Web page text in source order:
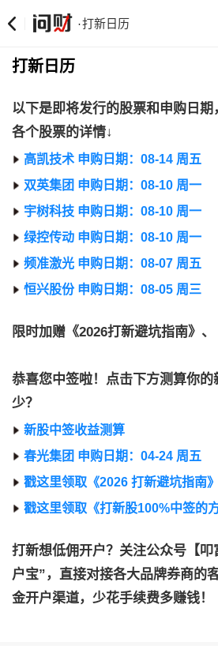
·打新日历
打新日历
以下是即将发行的股票和申购日
各个股票的详情↓
高凯技术 申购日期：08-14 周五
双英集团 申购日期：08-10 周一
宇树科技 申购日期：08-10 周一
绿控传动 申购日期：08-10 周一
频准激光 申购日期：08-07 周五
恒兴股份 申购日期：08-05 周三
限时加赠《2026打新避坑指南》、
恭喜您中签啦！点击下方测算你
少？
新股中签收益测算
春光集团 申购日期：04-24 周五
戳这里领取《2026 打新避坑指南》
戳这里领取《打新股100%中签的方
打新想低佣开户？关注公众号【
户宝”，直接对接各大品牌券商的
金开户渠道，少花手续费多赚钱！